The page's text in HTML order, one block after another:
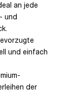
an jede
und
und einfach
der